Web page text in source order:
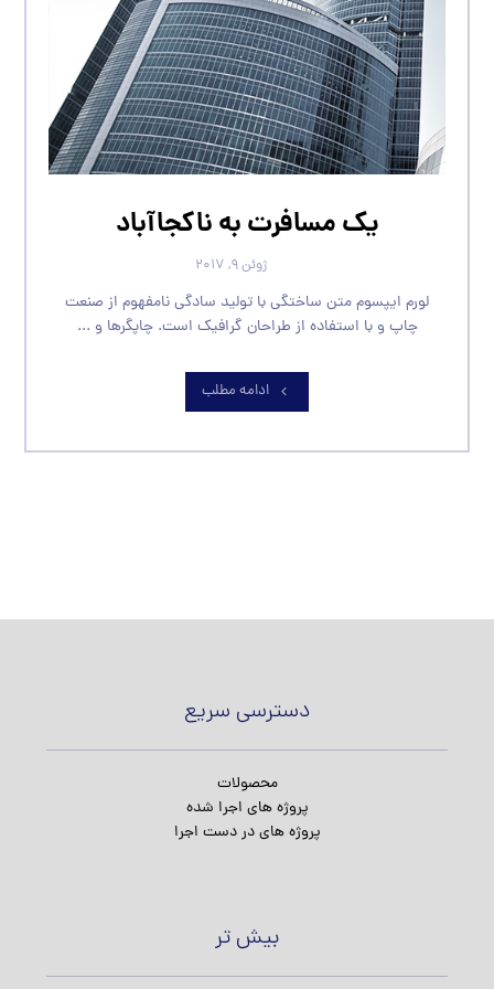
یک مسافرت به ناکجاآباد
ژوئن ۹, ۲۰۱۷
لورم ایپسوم متن ساختگی با تولید سادگی نامفهوم از صنعت
چاپ و با استفاده از طراحان گرافیک است. چاپگرها و ...
ادامه مطلب
دسترسی سریع
محصولات
پروژه های اجرا شده
پروژه های در دست اجرا
بیش تر